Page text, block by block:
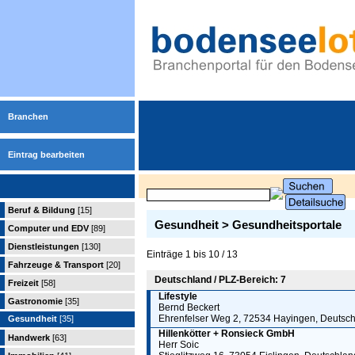
Branchen
Eintrag bearbeiten
Beruf & Bildung [15]
Computer und EDV [89]
Dienstleistungen [130]
Fahrzeuge & Transport [20]
Freizeit [58]
Gastronomie [35]
Gesundheit [35]
Handwerk [63]
Gesundheit > Gesundheitsportale
Einträge 1 bis 10 / 13
Deutschland / PLZ-Bereich: 7
Lifestyle
Bernd Beckert
Ehrenfelser Weg 2, 72534 Hayingen,
Hillenkötter + Ronsieck GmbH
Herr Soic